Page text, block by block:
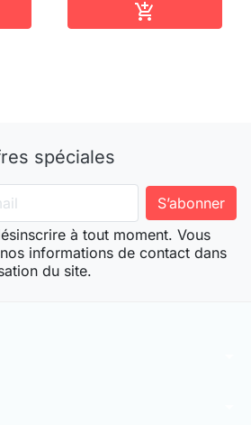

spéciales
à tout moment. Vous
informations de contact dans
du site.